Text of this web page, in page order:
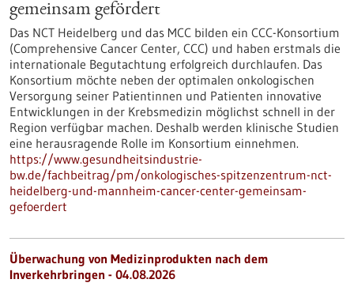
gemeinsam gefördert
Das NCT Heidelberg und das MCC bilden ein CCC-Konsortium
(Comprehensive Cancer Center, CCC) und haben erstmals die
internationale Begutachtung erfolgreich durchlaufen. Das
Konsortium möchte neben der optimalen onkologischen
Versorgung seiner Patientinnen und Patienten innovative
Entwicklungen in der Krebsmedizin möglichst schnell in der
Region verfügbar machen. Deshalb werden klinische Studien
eine herausragende Rolle im Konsortium einnehmen.
https://www.gesundheitsindustrie-
bw.de/fachbeitrag/pm/onkologisches-spitzenzentrum-nct-
heidelberg-und-mannheim-cancer-center-gemeinsam-
gefoerdert
Überwachung von Medizinprodukten nach dem
Inverkehrbringen - 04.08.2026